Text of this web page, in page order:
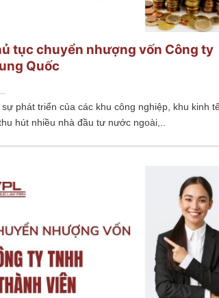
tục chuyển nhượng vốn Công ty
Quốc
sự phát triển của các khu công nghiệp, khu kinh
hút nhiều nhà đầu tư nước ngoài,..